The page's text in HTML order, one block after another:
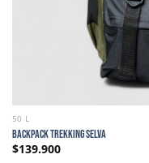
50 L
BACKPACK TREKKING SELVA
$139.900